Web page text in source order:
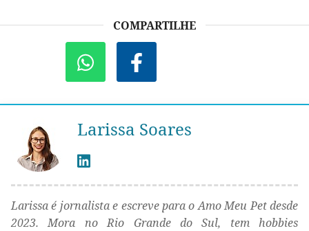
COMPARTILHE
Larissa Soares
Larissa é jornalista e escreve para o Amo Meu Pet desde
2023. Mora no Rio Grande do Sul, tem hobbies